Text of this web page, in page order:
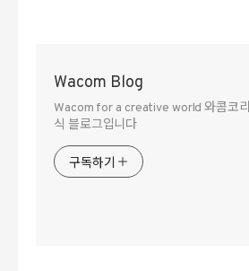
Wacom Blog
Wacom for a creative world 와콤코
식 블로그입니다
구독하기